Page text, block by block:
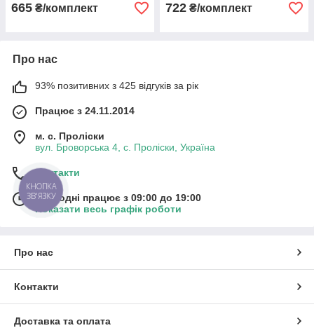
665 ₴/комплект 722 ₴/комплект
Про нас
93% позитивних з 425 відгуків за рік
Працює з 24.11.2014
м. с. Проліски
вул. Броворська 4, с. Проліски, Україна
Контакти
Сьогодні працює з 09:00 до 19:00
Показати весь графік роботи
Про нас
Контакти
Доставка та оплата
КНОПКА
ЗВ'ЯЗКУ